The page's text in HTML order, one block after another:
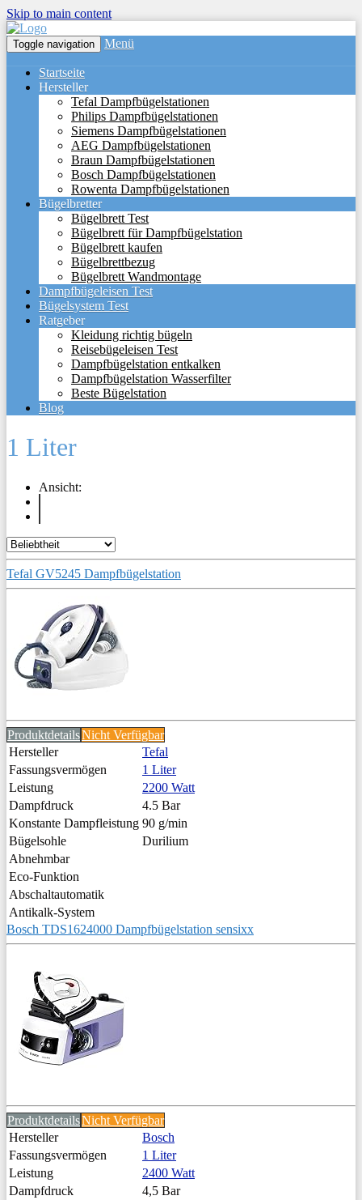
Skip to main content
Toggle navigation Menü
Startseite
Hersteller
Tefal Dampfbügelstationen
Philips Dampfbügelstationen
Siemens Dampfbügelstationen
AEG Dampfbügelstationen
Braun Dampfbügelstationen
Bosch Dampfbügelstationen
Rowenta Dampfbügelstationen
Bügelbretter
Bügelbrett Test
Bügelbrett für Dampfbügelstation
Bügelbrett kaufen
Bügelbrettbezug
Bügelbrett Wandmontage
Dampfbügeleisen Test
Bügelsystem Test
Ratgeber
Kleidung richtig bügeln
Reisebügeleisen Test
Dampfbügelstation entkalken
Dampfbügelstation Wasserfilter
Beste Bügelstation
Blog
1 Liter
Ansicht:
Tefal GV5245 Dampfbügelstation
ProduktdetailsNicht Verfügbar
Hersteller
Tefal
Fassungsvermögen
1 Liter
Leistung
2200 Watt
Dampfdruck
4.5 Bar
Konstante Dampfleistung 90 g/min
Bügelsohle
Durilium
Abnehmbar
Eco-Funktion
Abschaltautomatik
Antikalk-System
Bosch TDS1624000 Dampfbügelstation sensixx
ProduktdetailsNicht Verfügbar
Hersteller
Bosch
Fassungsvermögen
1 Liter
Leistung
2400 Watt
Dampfdruck
4,5 Bar